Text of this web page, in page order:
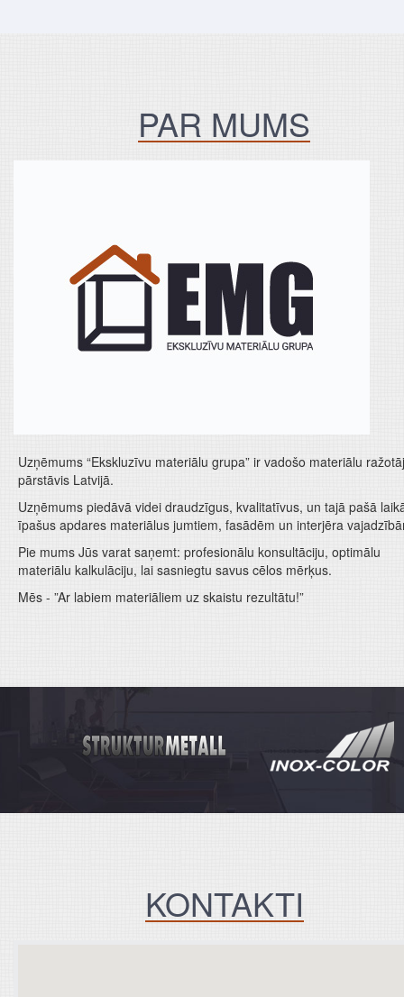
PAR MUMS
Uzņēmums “Ekskluzīvu materiālu grupa” ir vadošo materiālu
pārstāvis Latvijā.
Uzņēmums piedāvā videi draudzīgus, kvalitatīvus, un tajā pašā
īpašus apdares materiālus jumtiem, fasādēm un interjēra
Pie mums Jūs varat saņemt: profesionālu konsultāciju, optimālu
materiālu kalkulāciju, lai sasniegtu savus cēlos mērķus.
Mēs - ”Ar labiem materiāliem uz skaistu rezultātu!”
KONTAKTI